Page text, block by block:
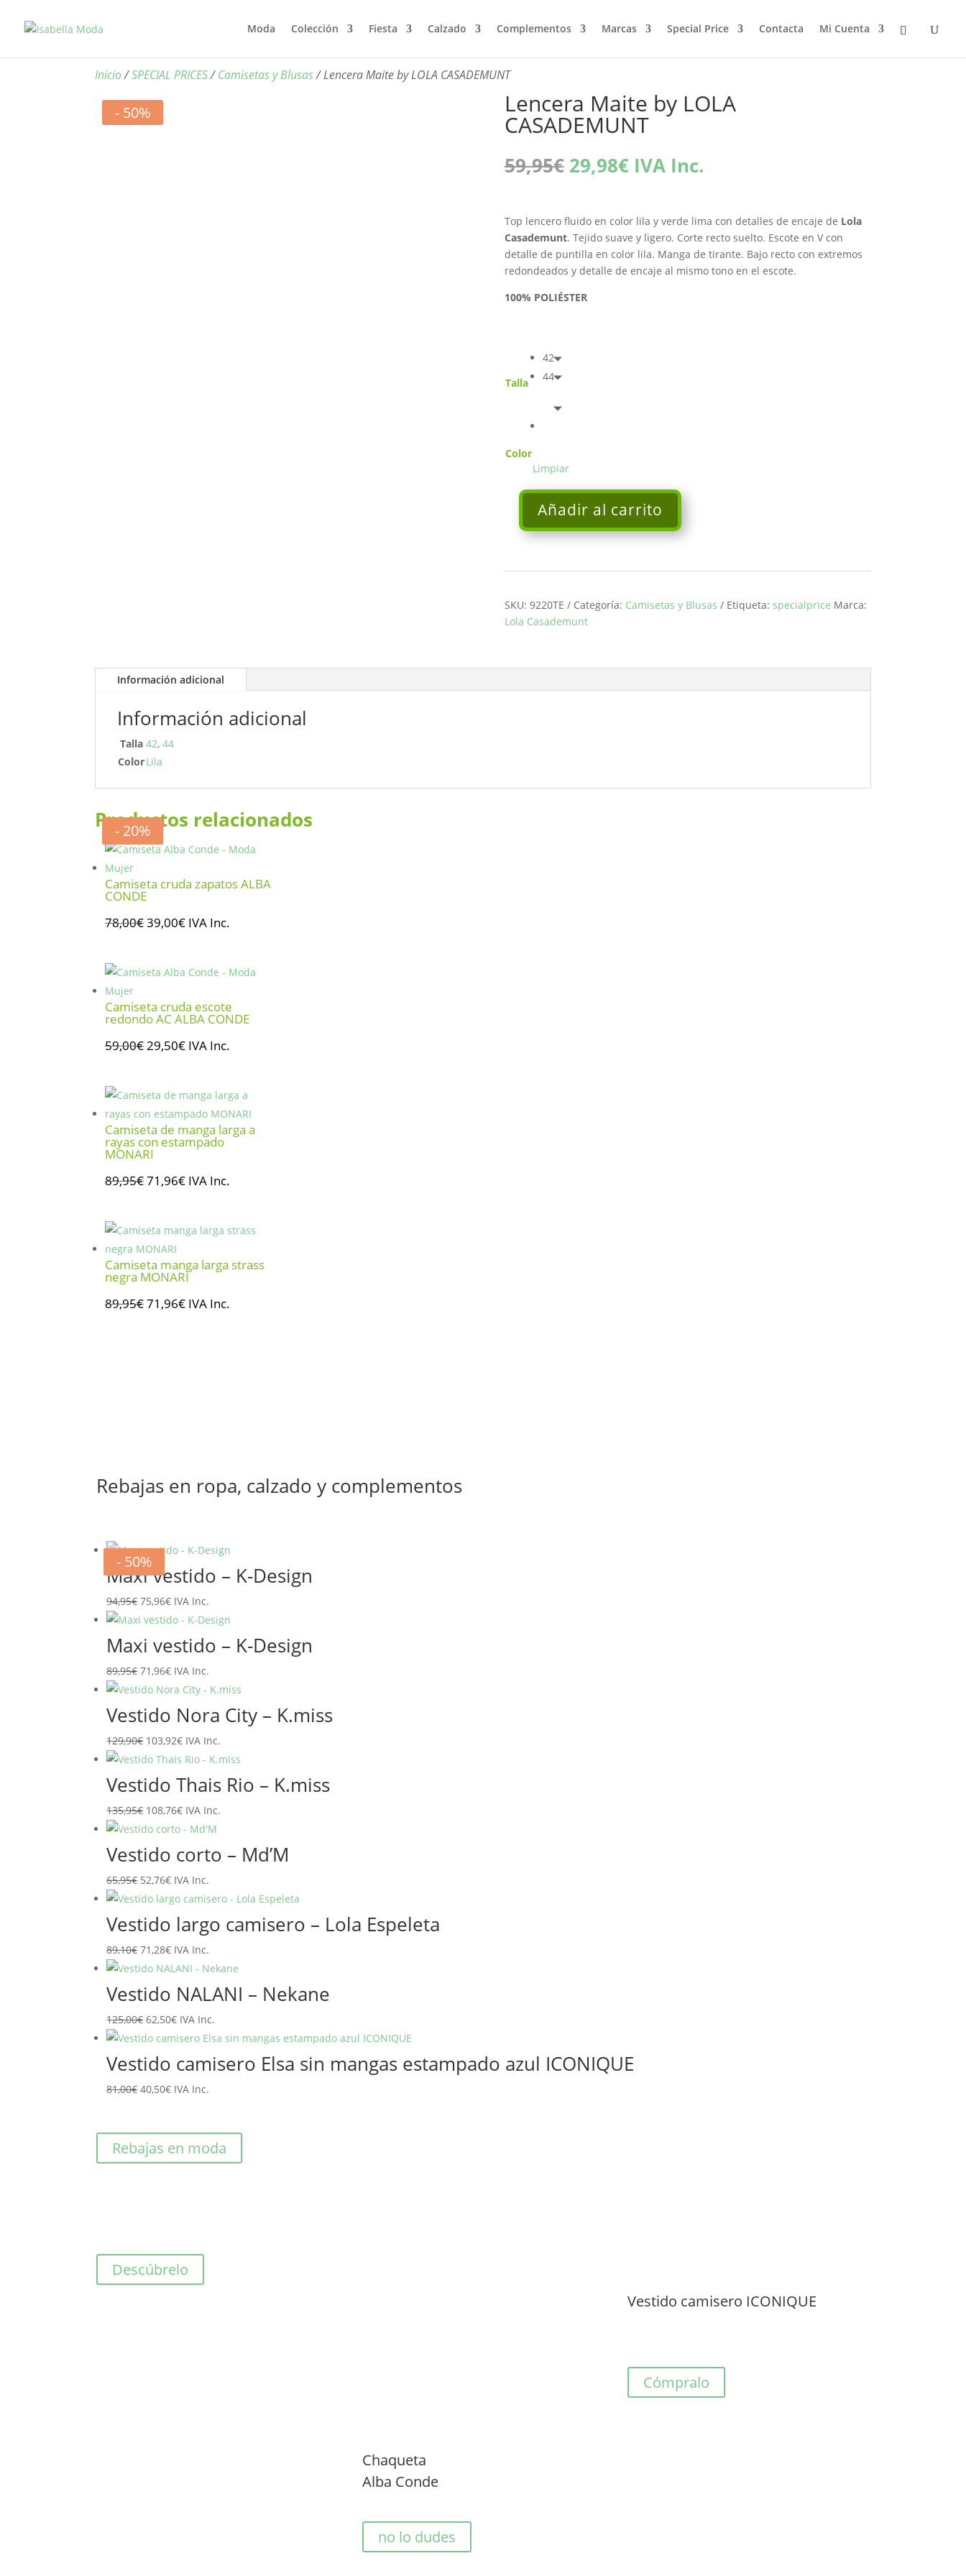
Moda Colección Fiesta Calzado Complementos Marcas Special Price Contacta Mi Cuenta
Inicio/SPECIAL PRICES/Camisetas y Blusas/ Lencera Maite by LOLA CASADEMUNT
- 50% Lencera Maite by LOLA
CASADEMUNT
59,95€ El
precio
era:
59,95€.
29,98€El
precio
es:
29,98€.
IVA Inc.
Top lencero fluido en color lila y verde lima con detalles de encaje de Lola
Casademunt. Tejido suave y ligero. Corte recto suelto. Escote en V con
detalle de puntilla en color lila. Manga de tirante. Bajo recto con extremos
redondeados y detalle de encaje al mismo tono en el escote.
100% POLIÉSTER
Talla
42
44
Color
Limpiar
Lencera
Maite
LOLA
cantidad
Añadir al carrito
SKU: 9220TE Categoría: Camisetas y Blusas Etiqueta: specialprice Marca:
Lola Casademunt
Información adicional
Información adicional
Talla 42, 44
ColorLila
Productos relacionados
- 50%
Camiseta cruda zapatos ALBA
CONDE
78,00€El
era:
39,00€El
es:
IVA Inc.
- 50%
Camiseta cruda escote
redondo AC ALBA CONDE
59,00€ El
era:
59,00€.
29,50€El
es:
29,50€.
IVA Inc.
- 20%
Camiseta de manga larga a
rayas con estampado
MONARI
89,95€El
era:
89,95€.
71,96€El
es:
IVA Inc.
- 20%
Camiseta manga larga strass
negra MONARI
89,95€El
71,96€ElIVA Inc.
Rebajas en ropa, calzado y complementos
- 20%
Maxi vestido – K-Design
94,95€El
precio
original
era:
94,95€.
75,96€El
precio
actual
es:
75,96€.
IVA Inc.
- 20%
Maxi vestido – K-Design
89,95€El
precio
original
era:
89,95€.
71,96€El
precio
actual
es:
71,96€.
IVA Inc.
- 20%
Vestido Nora City – K.miss
129,90€ El
precio
original
era:
129,90€.
103,92€El
precio
actual
es:
103,92€.
IVA Inc.
- 20%
Vestido Thais Rio – K.miss
135,95€ El
precio
original
era:
135,95€.
108,76€El
precio
actual
es:
108,76€.
IVA Inc.
- 20%
Vestido corto – Md’M
65,95€ El
precio
original
era:
65,95€.
52,76€El
precio
actual
es:
52,76€.
IVA Inc.
- 20%
Vestido largo camisero – Lola Espeleta
89,10€El
precio
original
era:
89,10€.
71,28€El
precio
actual
es:
71,28€.
IVA Inc.
- 50%
Vestido NALANI – Nekane
125,00€El
precio
original
era:
125,00€.
62,50€El
precio
es:
62,50€.
IVA Inc.
- 50%
Vestido camisero Elsa sin mangas estampado azul ICONIQUE
81,00€El
era:
81,00€.
40,50€El
es:
40,50€.
IVA Inc.
Rebajas en moda
Descúbrelo
Vestido camisero ICONIQUE
Cómpralo
Chaqueta
Alba Conde
no lo dudes